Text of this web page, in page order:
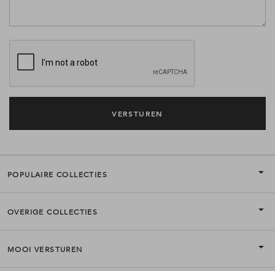
POPULAIRE COLLECTIES
OVERIGE COLLECTIES
MOOI VERSTUREN